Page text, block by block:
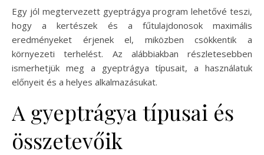
Egy jól megtervezett gyeptrágya program lehetővé teszi,
hogy a kertészek és a fűtulajdonosok maximális
eredményeket érjenek el, miközben csökkentik a
környezeti terhelést. Az alábbiakban részletesebben
ismerhetjük meg a gyeptrágya típusait, a használatuk
előnyeit és a helyes alkalmazásukat.
A gyeptrágya típusai és
összetevőik